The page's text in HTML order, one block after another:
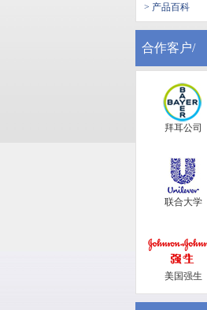
> 产品百科
合作客户/
拜耳公司
联合大学
美国强生